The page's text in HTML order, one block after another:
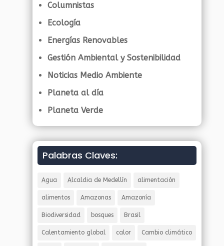
Columnistas
Ecología
Energías Renovables
Gestión Ambiental y Sostenibilidad
Noticias Medio Ambiente
Planeta al día
Planeta Verde
Palabras Claves:
Agua Alcaldia de Medellín alimentación
alimentos Amazonas Amazonía
Biodiversidad bosques Brasil
Calentamiento global calor Cambio climático